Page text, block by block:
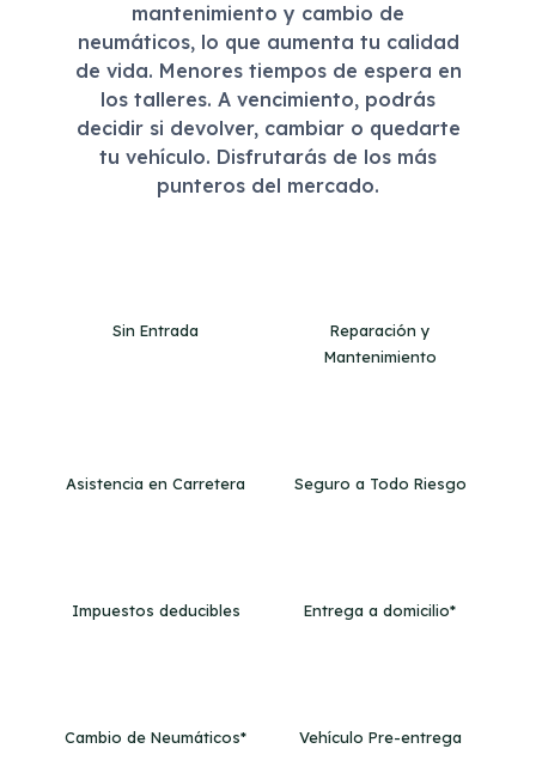
mantenimiento y cambio de
neumáticos, lo que aumenta tu calidad
de vida. Menores tiempos de espera en
los talleres. A vencimiento, podrás
decidir si devolver, cambiar o quedarte
tu vehículo. Disfrutarás de los más
punteros del mercado.
Sin Entrada
Reparación y
Mantenimiento
Asistencia en Carretera Seguro a Todo Riesgo
Impuestos deducibles Entrega a domicilio*
Cambio de Neumáticos* Vehículo Pre-entrega